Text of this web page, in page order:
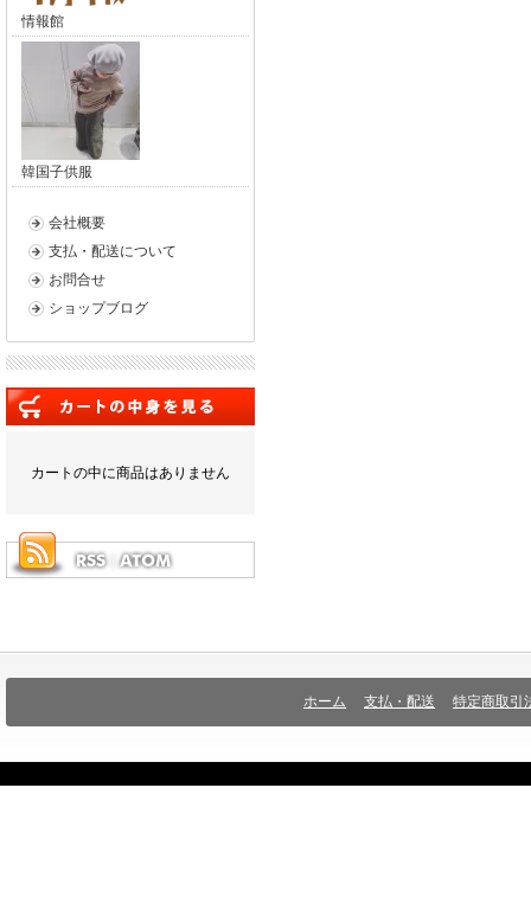
情報館
韓国子供服
会社概要
支払・配送について
お問合せ
ショップブログ
カートの中に商品はありません
ホーム 支払・配送 特定商取引